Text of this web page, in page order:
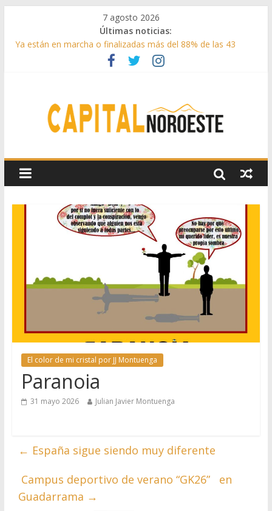
7 agosto 2026
Últimas noticias:
Ya están en marcha o finalizadas más del 88% de las 43
medidas urgentes para reconstruir la Sierra Oeste
Cerca de 33.000 asistentes en los espectáculos de la
kilos de forraje a las ganaderías afectadas por los incendios
de la Sierra Oeste
Guadarrama abre matricula 2026-2027 del Aula de
Humanidades
El color de mi cristal por JJ Montuenga
Paranoia
31 mayo 2026 Julian Javier Montuenga
← España sigue siendo muy diferente
Campus deportivo de verano “GK26” en
Guadarrama →